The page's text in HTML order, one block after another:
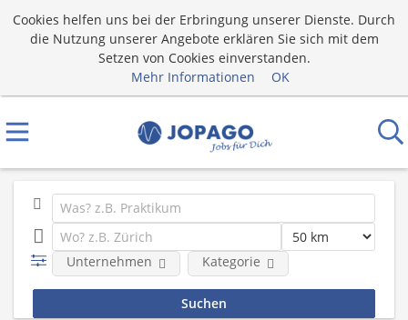
Cookies helfen uns bei der Erbringung unserer Dienste. Durch
die Nutzung unserer Angebote erklären Sie sich mit dem
Setzen von Cookies einverstanden.
Mehr Informationen
OK
Unternehmen Kategorie